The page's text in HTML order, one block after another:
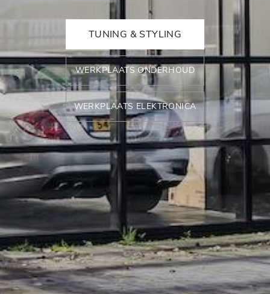
TUNING & STYLING
WERKPLAATS ONDERHOUD
WERKPLAATS ELEKTRONICA